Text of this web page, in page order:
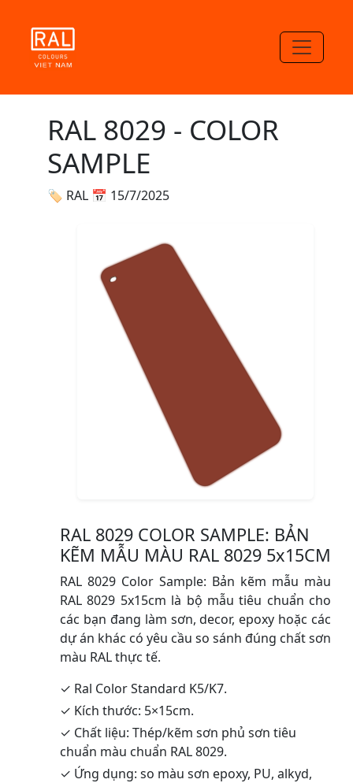
RAL 8029 - COLOR
SAMPLE
🏷 RAL 📅 15/7/2025
RAL 8029 COLOR SAMPLE: BẢN
KẼM MẪU MÀU RAL 8029 5x15CM
RAL 8029 Color Sample: Bản kẽm mẫu màu
RAL 8029 5x15cm là bộ mẫu tiêu chuẩn cho
các bạn đang làm sơn, decor, epoxy hoặc các
dự án khác có yêu cầu so sánh đúng chất sơn
màu RAL thực tế.
✓ Ral Color Standard K5/K7.
✓ Kích thước: 5×15cm.
✓ Chất liệu: Thép/kẽm sơn phủ sơn tiêu
chuẩn màu chuẩn RAL 8029.
✓ Ứng dụng: so màu sơn epoxy, PU, alkyd,